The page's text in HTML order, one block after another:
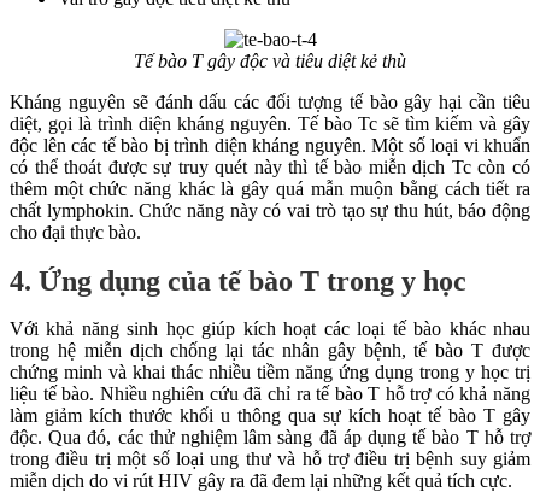
Tế bào T gây độc và tiêu diệt kẻ thù
Kháng nguyên sẽ đánh dấu các đối tượng tế bào gây hại cần tiêu
diệt, gọi là trình diện kháng nguyên. Tế bào Tc sẽ tìm kiếm và gây
độc lên các tế bào bị trình diện kháng nguyên. Một số loại vi khuẩn
có thể thoát được sự truy quét này thì tế bào miễn dịch Tc còn có
thêm một chức năng khác là gây quá mẫn muộn bằng cách tiết ra
chất lymphokin. Chức năng này có vai trò tạo sự thu hút, báo động
cho đại thực bào.
4. Ứng dụng của tế bào T trong y học
Với khả năng sinh học giúp kích hoạt các loại tế bào khác nhau
trong hệ miễn dịch chống lại tác nhân gây bệnh, tế bào T được
chứng minh và khai thác nhiều tiềm năng ứng dụng trong y học trị
liệu tế bào. Nhiều nghiên cứu đã chỉ ra tế bào T hỗ trợ có khả năng
làm giảm kích thước khối u thông qua sự kích hoạt tế bào T gây
độc. Qua đó, các thử nghiệm lâm sàng đã áp dụng tế bào T hỗ trợ
trong điều trị một số loại ung thư và hỗ trợ điều trị bệnh suy giảm
miễn dịch do vi rút HIV gây ra đã đem lại những kết quả tích cực.